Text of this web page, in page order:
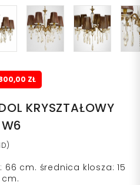
ZŁ
KRYSZTAŁOWY
cm. średnica klosza: 15